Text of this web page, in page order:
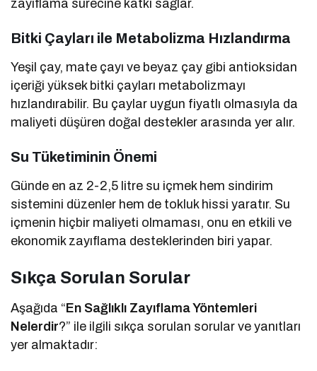
zayıflama sürecine katkı sağlar.
Bitki Çayları ile Metabolizma Hızlandırma
Yeşil çay, mate çayı ve beyaz çay gibi antioksidan
içeriği yüksek bitki çayları metabolizmayı
hızlandırabilir. Bu çaylar uygun fiyatlı olmasıyla da
maliyeti düşüren doğal destekler arasında yer alır.
Su Tüketiminin Önemi
Günde en az 2-2,5 litre su içmek hem sindirim
sistemini düzenler hem de tokluk hissi yaratır. Su
içmenin hiçbir maliyeti olmaması, onu en etkili ve
ekonomik zayıflama desteklerinden biri yapar.
Sıkça Sorulan Sorular
Aşağıda “ En Sağlıklı Zayıflama Yöntemleri
Nelerdir?” ile ilgili sıkça sorulan sorular ve yanıtları
yer almaktadır: